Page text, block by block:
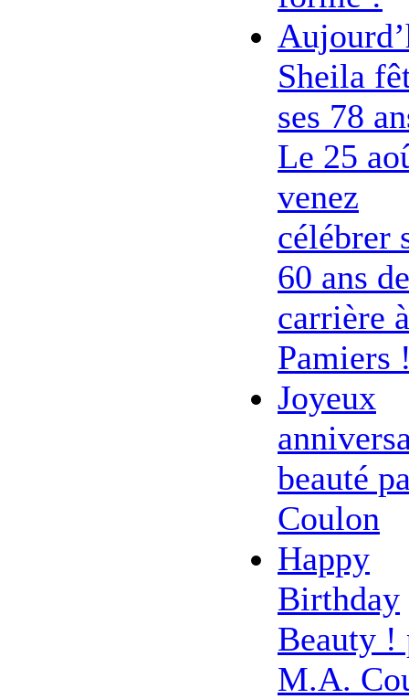
Sheila
ses 78
Le 25
venez
célébrer
60 ans de
carrière à
Pamiers
Joyeux
beauté
Coulon
Happy
Birthday
Beauty !
M.A.